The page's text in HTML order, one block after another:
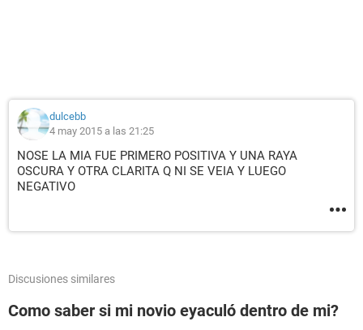
dulcebb
4 may 2015 a las 21:25
NOSE LA MIA FUE PRIMERO POSITIVA Y UNA RAYA
OSCURA Y OTRA CLARITA Q NI SE VEIA Y LUEGO
NEGATIVO
Discusiones similares
Como saber si mi novio eyaculó dentro de mi?